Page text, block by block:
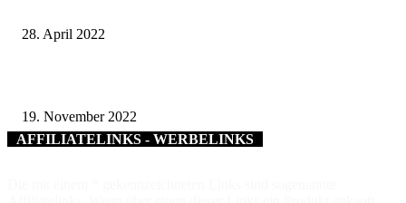
28. April 2022
19. November 2022
AFFILIATELINKS - WERBELINKS